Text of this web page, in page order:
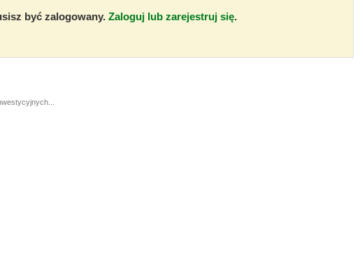
być zalogowany. Zaloguj lub zarejestruj się.